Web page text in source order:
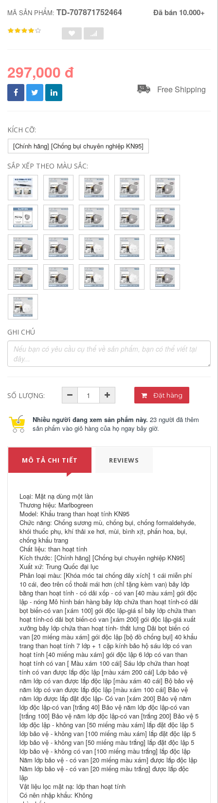
MÃ SẢN PHẨM: TD-707871752464 Đã bán 10.000+
297,000 đ
Free Shipping
KÍCH CỠ:
[Chính hãng] [Chống bụi chuyên nghiệp KN95]
SẮP XẾP THEO MÀU SẮC:
GHI CHÚ
SỐ LƯỢNG: Đặt hàng
Nhiều người đang xem sản phẩm này. 23 người đã thêm
sản phẩm vào giỏ hàng của họ ngay bây giờ.
MÔ TẢ CHI TIẾT REVIEWS
Loại: Mặt nạ dùng một lần
Thương hiệu: Marlbogreen
Model: Khẩu trang than hoạt tính KN95
Chức năng: Chống sương mù, chống bụi, chống formaldehyde,
khói thuốc phụ, khí thải xe hơi, mùi, bình xịt, phấn hoa, bụi,
chống khẩu trang
Chất liệu: than hoạt tính
Kích thước: [Chính hãng] [Chống bụi chuyên nghiệp KN95]
Xuất xứ: Trung Quốc đại lục
Phân loại màu: [Khóa móc tai chống dây xích] 1 cái miễn phí
10 cái, đeo trên cổ thoải mái hơn (chỉ tặng kèm van) bảy lớp
bằng than hoạt tính - có dải xốp - có van [40 màu xám] gói độc
lập - nóng Mô hình bán hàng bảy lớp chứa than hoạt tính-có dải
bọt biển-có van [xám 100] gói độc lập-giá sỉ bảy lớp chứa than
hoạt tính-có dải bọt biển-có van [xám 200] gói độc lập-giá xuất
xưởng bảy lớp chứa than hoạt tính- thắt lưng Dải bọt biển có
van [20 miếng màu xám] gói độc lập [bộ đồ chống bụi] 40 khẩu
trang than hoạt tính 7 lớp + 1 cặp kính bảo hộ sáu lớp có van
hoạt tính [40 miếng màu xám] gói độc lập 6 lớp có van than
hoạt tính có van [ Màu xám 100 cái] Sáu lớp chứa than hoạt
tính có van được lắp độc lập [màu xám 200 cái] Lớp bảo vệ
năm lớp có van được lắp độc lập [màu xám 40 cái] Bộ bảo vệ
năm lớp có van được lắp độc lập [màu xám 100 cái] Bảo vệ
năm lớp được lắp đặt độc lập- Có van [xám 200] Bảo vệ năm
lớp độc lập-có van [trắng 40] Bảo vệ năm lớp độc lập-có van
[trắng 100] Bảo vệ năm lớp độc lập-có van [trắng 200] Bảo vệ 5
lớp độc lập - không van [50 miếng màu xám] lắp đặt độc lập 5
lớp bảo vệ - không van [100 miếng màu xám] lắp đặt độc lập 5
lớp bảo vệ - không van [50 miếng màu trắng] lắp đặt độc lập 5
lớp bảo vệ - không có van [100 miếng màu trắng] lắp độc lập
Năm lớp bảo vệ - có van [20 miếng màu xám] được lắp độc lập
Năm lớp bảo vệ - có van [20 miếng màu trắng] được lắp độc
lập
Vật liệu lọc mặt nạ: lớp than hoạt tính
Có nên nhập khẩu: Không